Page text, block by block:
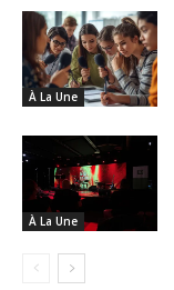
À La Une
À La Une